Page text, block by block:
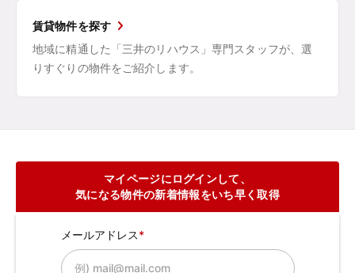
賃貸物件を探す
地域に精通した「三井のリハウス」専門スタッフが、選
りすぐりの物件をご紹介します。
マイページにログインして、
気になる物件の新着情報をいち早く取得
メールアドレス